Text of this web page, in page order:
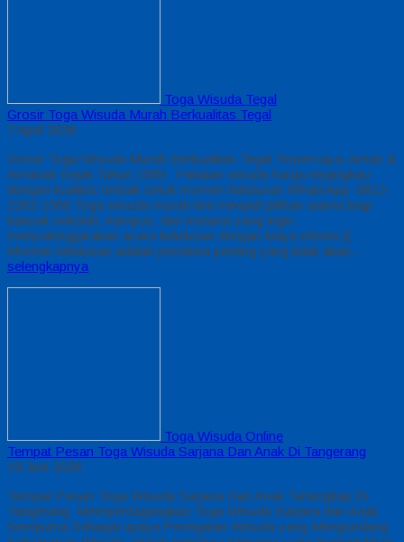
Toga Wisuda Tegal
Grosir Toga Wisuda Murah Berkualitas Tegal
7 April 2026
Grosir Toga Wisuda Murah Berkualitas Tegal Terpercaya, Aman &
Amanah Sejak Tahun 1999 Pakaian wisuda harga terjangkau
dengan kualitas terbaik untuk momen kelulusan WhatsApp: 0812-
2282-1060 Toga wisuda murah kini menjadi pilihan utama bagi
banyak sekolah, kampus, dan instansi yang ingin
menyelenggarakan acara kelulusan dengan biaya efisien.||
Momen kelulusan adalah peristiwa penting yang tidak akan…
selengkapnya
Toga Wisuda Online
Tempat Pesan Toga Wisuda Sarjana Dan Anak Di Tangerang
19 Juni 2026
Tempat Pesan Toga Wisuda Sarjana Dan Anak Terlengkap Di
Tangerang Memperdagangkan Toga Wisuda Sarjana dan Anak
Sempurna Sebagai upaya Peringatan Wisuda yang Mengundang